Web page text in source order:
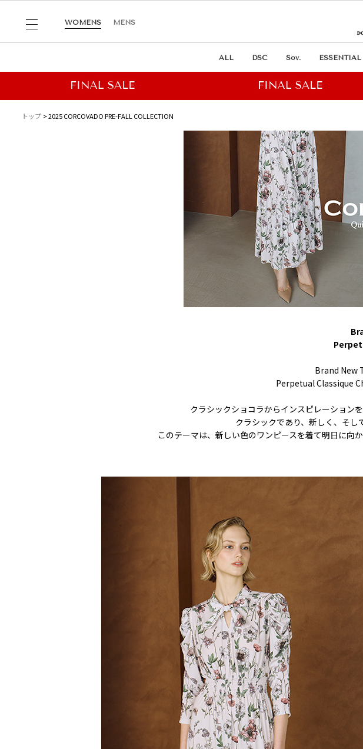
WOMENS MENS
ALL DSC Sov. ESSENTIAL
トップ 2025 CORCOVADO PRE-FALL COLLECTION
Brand New
Perpetual Classique
クラシックショコラからインスピレーション
クラシックであり、新しく、そし
このテーマは、新しい色のワンピースを着て明日に向